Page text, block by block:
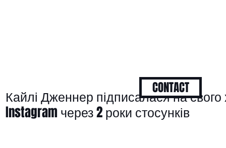
Кайлі Дженнер підписалася на
Instagram через 2 роки стосунків
CONTACT